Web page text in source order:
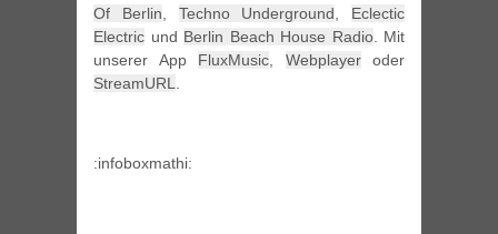
Of Berlin
Techno Underground
Eclectic
Electric und Berlin Beach House Radio. Mit
unserer App FluxMusic Webplayeroder
StreamURL
:infoboxmathi: